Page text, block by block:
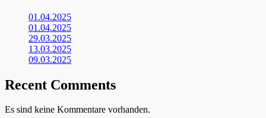
01.04.2025
01.04.2025
29.03.2025
13.03.2025
09.03.2025
Recent Comments
Es sind keine Kommentare vorhanden.